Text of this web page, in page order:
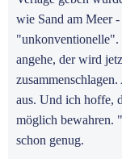
wie Sand am Meer
angehe, der wird
aus. Und ich hoffe,
möglich bewahren.
schon genug.